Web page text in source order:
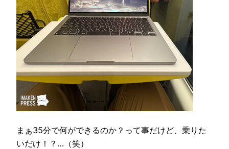
まぁ35分で何ができるのか？って事だけど、乗りた
いだけ！？…（笑）